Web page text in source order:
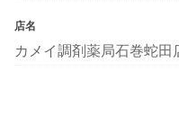
店名
カメイ調剤薬局石巻蛇田